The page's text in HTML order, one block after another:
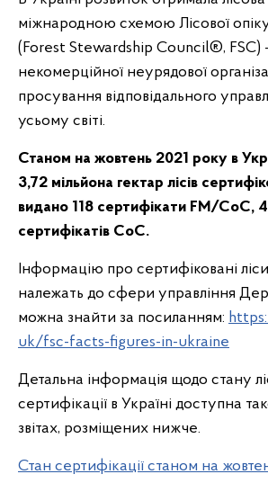
міжнародною схемою Лісової
(Forest Stewardship Council®, FSC)
некомерційної неурядової
просування відповідального
усьому світі.
Станом на жовтень 2021 року в
3,72 мільйона гектар лісів
видано 118 сертифікати FM/CoC,
сертифікатів CoC.
Інформацію про сертифіковані
належать до сфери управління
можна знайти за посиланням:
uk/fsc-facts-figures-in-ukraine
Детальна інформація щодо стану
сертифікації в Україні доступна
звітах, розміщених нижче.
Стан сертифікації станом на